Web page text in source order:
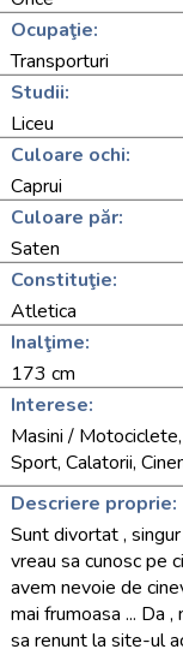
Ocupaţie:
Transporturi
Studii:
Liceu
Culoare ochi:
Caprui
Culoare păr:
Saten
Constituţie:
Atletica
Inalţime:
173 cm
Interese:
Masini /
Sport, Calatorii,
Descriere proprie:
Sunt divortat ,
vreau sa cunosc pe
avem nevoie de
mai frumoasa ... Da
sa renunt la site-ul